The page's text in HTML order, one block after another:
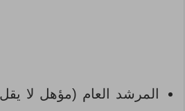
المرشد العام (مؤهل لا يقل